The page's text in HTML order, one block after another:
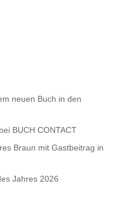
neuen Buch in den
BUCH CONTACT
Braun mit Gastbeitrag in
Jahres 2026